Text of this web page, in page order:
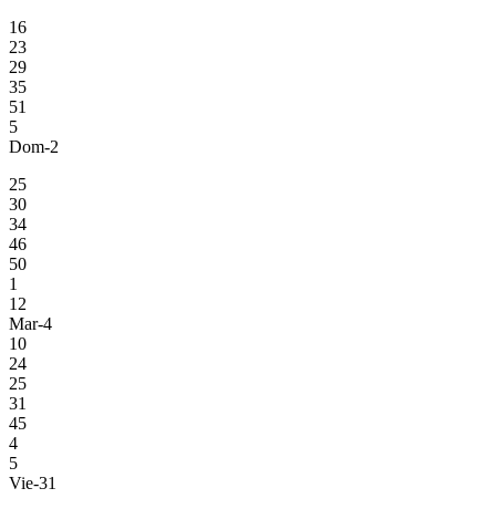
16
23
29
35
51
5
Dom-2
25
30
34
46
50
1
12
Mar-4
10
24
25
31
45
4
5
Vie-31